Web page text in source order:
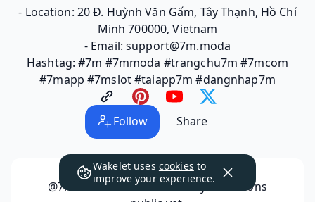
- Location: 20 Đ. Huỳnh Văn Gấm, Tây Thạnh, Hồ Chí
Minh 700000, Vietnam
- Email: support@7m.moda
Hashtag: #7m #7mmoda #trangchu7m #7mcom
#7mapp #7mslot #taiapp7m #dangnhap7m
Follow Share
@7mmodahas not made any collections
Wakelet uses cookies to
improve your experience.